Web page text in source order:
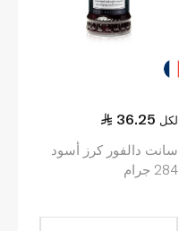
36.25 لكل
سانت دالفور كرز أسود
284 جرام